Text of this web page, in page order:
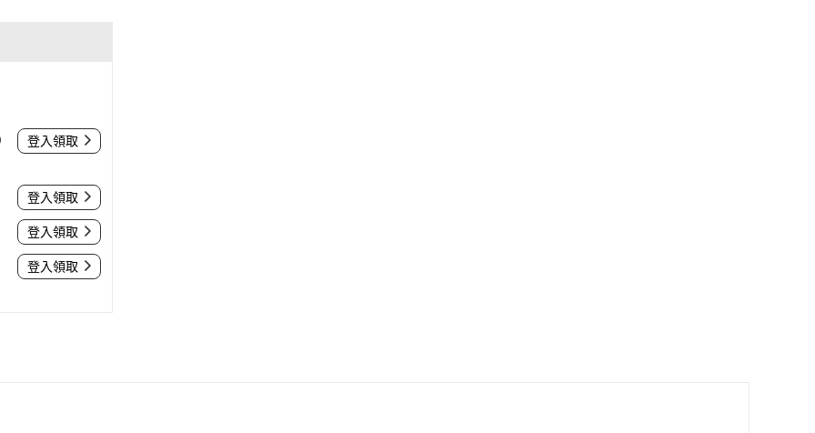
登入領取
登入領取
登入領取
登入領取